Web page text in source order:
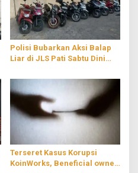
Polisi Bubarkan Aksi Balap
Liar di JLS Pati Sabtu Dini
Terseret Kasus Korupsi
KoinWorks, Beneficial owner